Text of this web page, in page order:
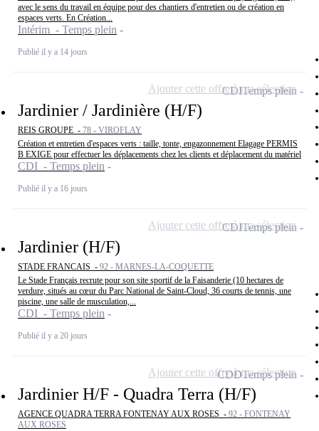
avec le sens du travail en équipe pour des chantiers d'entretien ou de création en
espaces verts. En Création...
Intérim - Temps plein
Publié il y a 14 jours
Jardinier / Jardinière (H/F)
REIS GROUPE - 78 - VIROFLAY
Création et entretien d'espaces verts : taille, tonte, engazonnement Elagage PERMIS
B EXIGE pour effectuer les déplacements chez les clients et déplacement du matériel
CDI - Temps plein
Publié il y a 16 jours
CDITemps plein
Ajouter cette offre à ma sélection
Jardinier (H/F)
STADE FRANCAIS - 92 - MARNES-LA-COQUETTE
Le Stade Français recrute pour son site sportif de la Faisanderie (10 hectares de
verdure, situés au cœur du Parc National de Saint-Cloud, 36 courts de tennis, une
piscine, une salle de musculation,...
CDI - Temps plein
Publié il y a 20 jours
CDITemps plein
Ajouter cette offre à ma sélection
Jardinier H/F - Quadra Terra (H/F)
AGENCE QUADRA TERRA FONTENAY AUX ROSES - 92 - FONTENAY
AUX ROSES
CDDTemps plein
Ajouter cette offre à ma sélection